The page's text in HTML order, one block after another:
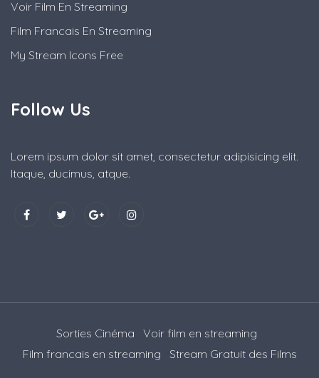
Voir Film En Streaming
Film Francais En Streaming
My Stream Icons Free
Follow Us
Lorem ipsum dolor sit amet, consectetur adipisicing elit.
Itaque, ducimus, atque.
Sorties Cinéma
Voir film en streaming
Film francais en streaming
Stream Gratuit des Films